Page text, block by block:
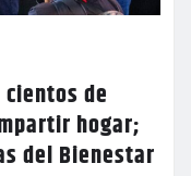
de
hogar;
del Bienestar